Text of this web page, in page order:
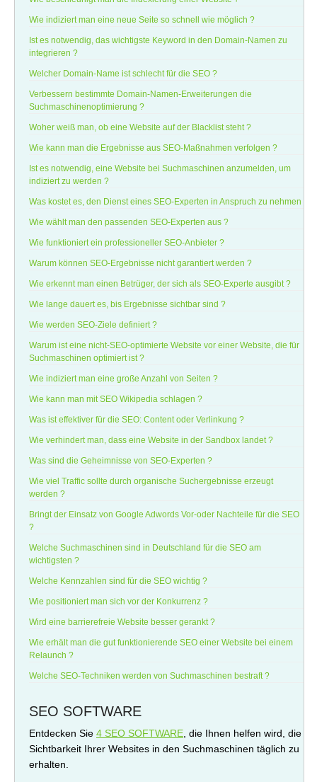
Wie indiziert man eine neue Seite so schnell wie möglich ?
Ist es notwendig, das wichtigste Keyword in den Domain-Namen zu
integrieren ?
Welcher Domain-Name ist schlecht für die SEO ?
Verbessern bestimmte Domain-Namen-Erweiterungen die
Suchmaschinenoptimierung ?
Woher weiß man, ob eine Website auf der Blacklist steht ?
Wie kann man die Ergebnisse aus SEO-Maßnahmen verfolgen ?
Ist es notwendig, eine Website bei Suchmaschinen anzumelden, um
indiziert zu werden ?
Was kostet es, den Dienst eines SEO-Experten in Anspruch zu nehmen
Wie wählt man den passenden SEO-Experten aus ?
Wie funktioniert ein professioneller SEO-Anbieter ?
Warum können SEO-Ergebnisse nicht garantiert werden ?
Wie erkennt man einen Betrüger, der sich als SEO-Experte ausgibt ?
Wie lange dauert es, bis Ergebnisse sichtbar sind ?
Wie werden SEO-Ziele definiert ?
Warum ist eine nicht-SEO-optimierte Website vor einer Website, die für
Suchmaschinen optimiert ist ?
Wie indiziert man eine große Anzahl von Seiten ?
Wie kann man mit SEO Wikipedia schlagen ?
Was ist effektiver für die SEO: Content oder Verlinkung ?
Wie verhindert man, dass eine Website in der Sandbox landet ?
Was sind die Geheimnisse von SEO-Experten ?
Wie viel Traffic sollte durch organische Suchergebnisse erzeugt
werden ?
Bringt der Einsatz von Google Adwords Vor-oder Nachteile für die SEO
?
Welche Suchmaschinen sind in Deutschland für die SEO am
wichtigsten ?
Welche Kennzahlen sind für die SEO wichtig ?
Wie positioniert man sich vor der Konkurrenz ?
Wird eine barrierefreie Website besser gerankt ?
Wie erhält man die gut funktionierende SEO einer Website bei einem
Relaunch ?
Welche SEO-Techniken werden von Suchmaschinen bestraft ?
SEO SOFTWARE
Entdecken Sie 4 SEO SOFTWARE , die Ihnen helfen wird, die
Sichtbarkeit Ihrer Websites in den Suchmaschinen täglich zu
erhalten.